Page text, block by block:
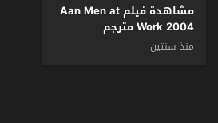
مشاهدة فيلم Aan Men at
Work 2004 مترجم
منذ سنتين